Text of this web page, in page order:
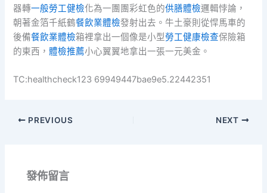
器轉一般勞工健檢化為一團團彩虹色的供膳體檢邏輯悖論，
朝著金箔千紙鶴餐飲業體檢發射出去。牛土豪則從悍馬車的
後備餐飲業體檢箱裡拿出一個像是小型勞工健康檢查保險箱
的東西，體檢推薦小心翼翼地拿出一張一元美金。
TC:healthcheck123 69949447bae9e5.22442351
PREVIOUS NEXT
發佈留言